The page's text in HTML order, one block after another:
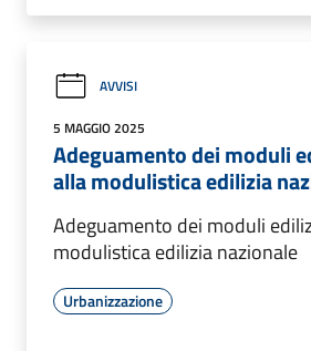
AVVISI
5 MAGGIO 2025
Adeguamento dei moduli
alla modulistica edilizia
Adeguamento dei moduli
modulistica edilizia nazionale
Urbanizzazione